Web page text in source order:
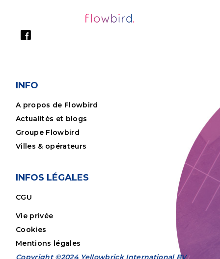
INFO
A propos de Flowbird
Actualités et blogs
Groupe Flowbird
Villes & opérateurs
INFOS LÉGALES
CGU
Vie privée
Cookies
Mentions légales
Copyright ©2024 Yellowbrick International BV